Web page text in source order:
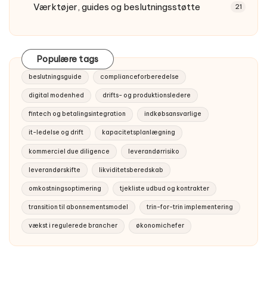
Værktøjer, guides og beslutningsstøtte 21
Populære tags
beslutningsguide complianceforberedelse
digital modenhed drifts- og produktionsledere
fintech og betalingsintegration indkøbsansvarlige
it-ledelse og drift kapacitetsplanlægning
kommerciel due diligence leverandørrisiko
leverandørskifte likviditetsberedskab
omkostningsoptimering tjekliste udbud og kontrakter
transition til abonnementsmodel trin-for-trin implementering
vækst i regulerede brancher økonomichefer